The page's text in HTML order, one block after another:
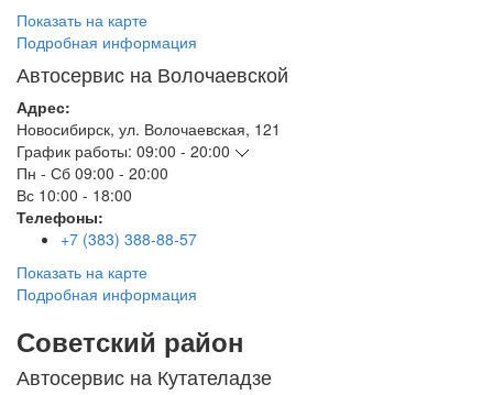
Показать на карте
Подробная информация
Автосервис на Волочаевской
Адрес:
Новосибирск, ул. Волочаевская, 121
График работы: 09:00 - 20:00
Пн - Сб 09:00 - 20:00
Вс 10:00 - 18:00
Телефоны:
+7 (383) 388-88-57
Показать на карте
Подробная информация
Советский район
Автосервис на Кутателадзе